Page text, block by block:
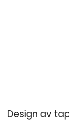
Design av